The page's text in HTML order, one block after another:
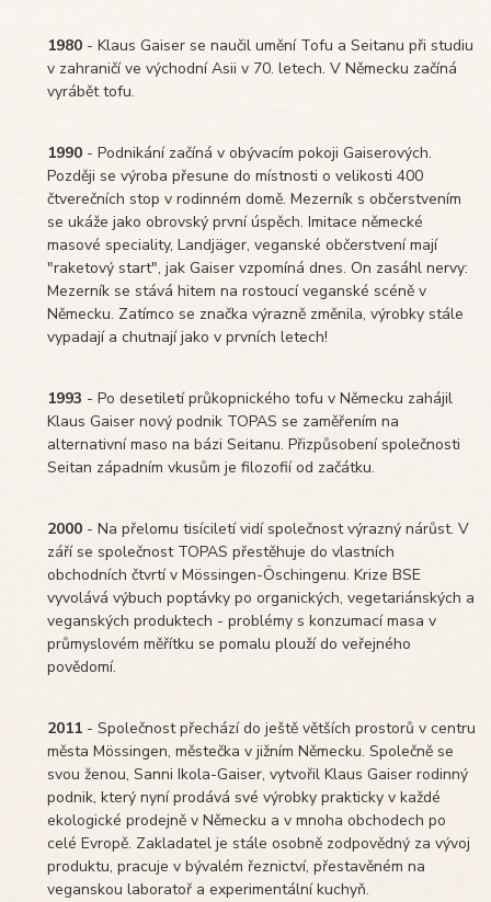
1980 - Klaus Gaiser se naučil umění Tofu a Seitanu při studiu
v zahraničí ve východní Asii v 70. letech. V Německu začíná
vyrábět tofu.
1990 - Podnikání začíná v obývacím pokoji Gaiserových.
Později se výroba přesune do místnosti o velikosti 400
čtverečních stop v rodinném domě. Mezerník s občerstvením
se ukáže jako obrovský první úspěch. Imitace německé
masové speciality, Landjäger, veganské občerstvení mají
"raketový start", jak Gaiser vzpomíná dnes. On zasáhl nervy:
Mezerník se stává hitem na rostoucí veganské scéně v
Německu. Zatímco se značka výrazně změnila, výrobky stále
vypadají a chutnají jako v prvních letech!
1993 - Po desetiletí průkopnického tofu v Německu zahájil
Klaus Gaiser nový podnik TOPAS se zaměřením na
alternativní maso na bázi Seitanu. Přizpůsobení společnosti
Seitan západním vkusům je filozofií od začátku.
2000 - Na přelomu tisíciletí vidí společnost výrazný nárůst. V
září se společnost TOPAS přestěhuje do vlastních
obchodních čtvrtí v Mössingen-Öschingenu. Krize BSE
vyvolává výbuch poptávky po organických, vegetariánských a
veganských produktech - problémy s konzumací masa v
průmyslovém měřítku se pomalu plouží do veřejného
povědomí.
2011 - Společnost přechází do ještě větších prostorů v centru
města Mössingen, městečka v jižním Německu. Společně se
svou ženou, Sanni Ikola-Gaiser, vytvořil Klaus Gaiser rodinný
podnik, který nyní prodává své výrobky prakticky v každé
ekologické prodejně v Německu a v mnoha obchodech po
celé Evropě. Zakladatel je stále osobně zodpovědný za vývoj
produktu, pracuje v bývalém řeznictví, přestavěném na
veganskou laboratoř a experimentální kuchyň.